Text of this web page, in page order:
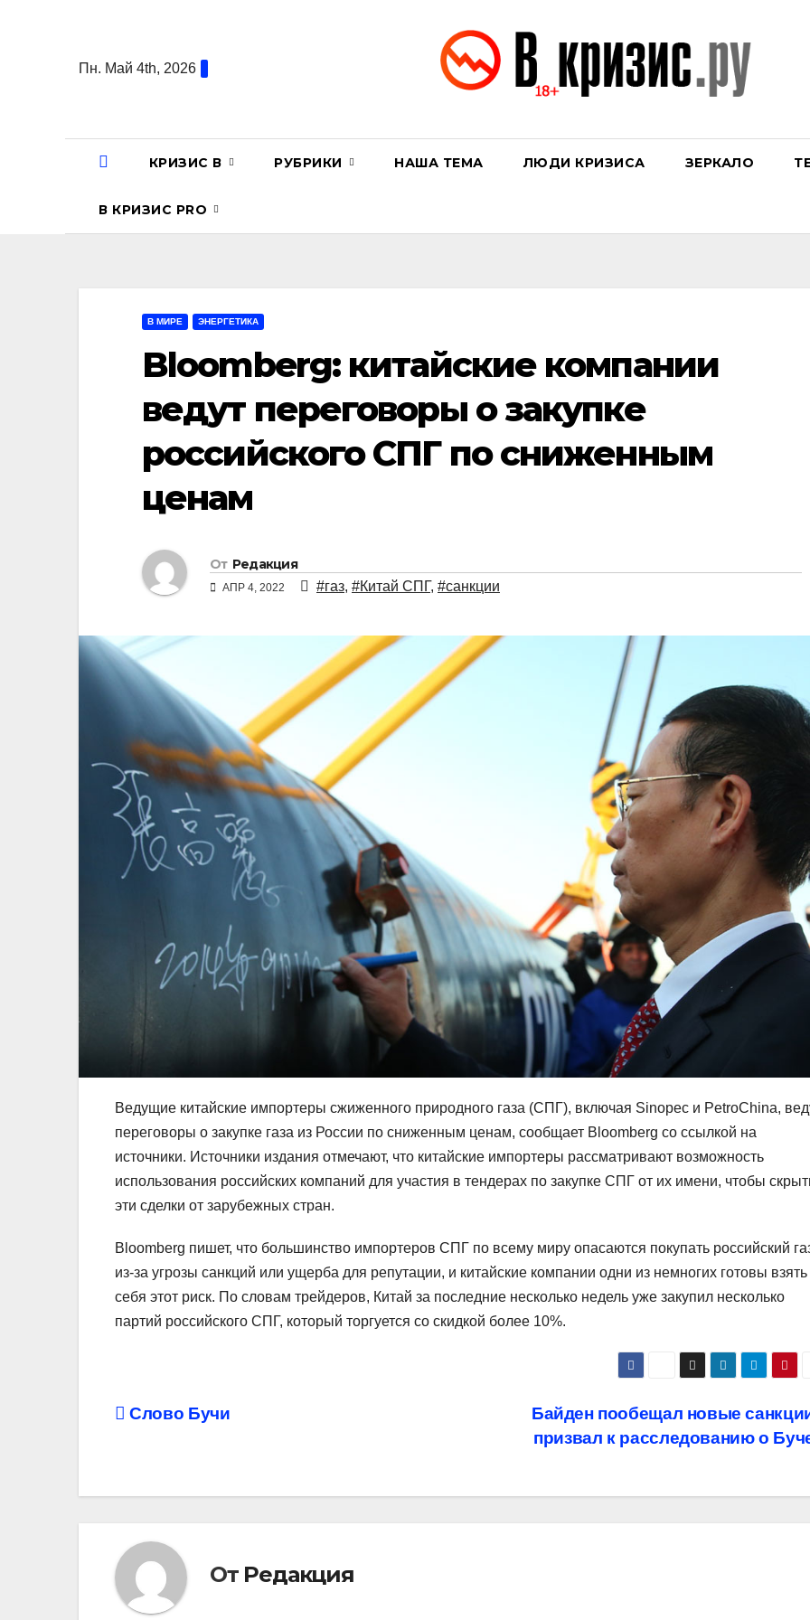
содержаниюПн. Май 4th, 2026
КРИЗИС В РУБРИКИ НАША ТЕМА ЛЮДИ КРИЗИСА ЗЕРКАЛО
В КРИЗИС PRO
В МИРЕ ЭНЕРГЕТИКА
Bloomberg: китайские компании
ведут переговоры о закупке
российского СПГ по сниженным
ценам
От Редакция
АПР 4, 2022 #газ, #Китай СПГ, #санкции
Ведущие китайские импортеры сжиженного природного газа (СПГ), включая Sinopec и PetroChina,
переговоры о закупке газа из России по сниженным ценам, сообщает Bloomberg со ссылкой на
источники. Источники издания отмечают, что китайские импортеры рассматривают возможность
использования российских компаний для участия в тендерах по закупке СПГ от их имени, чтобы
эти сделки от зарубежных стран.
Bloomberg пишет, что большинство импортеров СПГ по всему миру опасаются покупать российский
из-за угрозы санкций или ущерба для репутации, и китайские компании одни из немногих готовы
себя этот риск. По словам трейдеров, Китай за последние несколько недель уже закупил несколько
партий российского СПГ, который торгуется со скидкой более 10%.
Навигация
записям
Байден пообещал новые
призвал к расследованию о
Слово Бучи
От Редакция